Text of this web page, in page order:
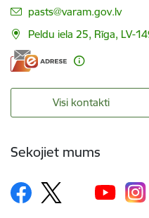
E-pasts:
pasts@varam.gov.lv
Peldu iela 25, Rīga, LV-
Visi kontakti
Sekojiet mums